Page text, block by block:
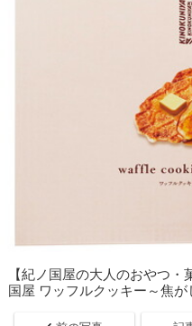
【紀ノ国屋の大人のおやつ
国屋 ワッフルクッキー～焦が